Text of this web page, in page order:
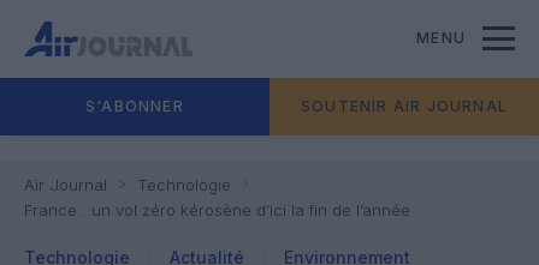
MENU
S'ABONNER SOUTENIR AIR JOURNAL
Air Journal
Technologie
France : un vol zéro kérosène d’ici la fin de l’année
Technologie Actualité Environnement